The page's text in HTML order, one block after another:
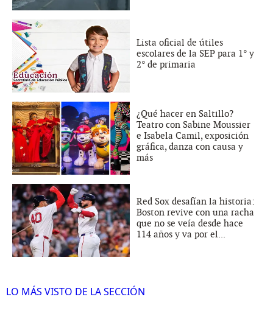
Lista oficial de útiles
escolares de la SEP para 1° y
2° de primaria
¿Qué hacer en Saltillo?
Teatro con Sabine Moussier
e Isabela Camil, exposición
gráfica, danza con causa y
más
Red Sox desafían la historia:
Boston revive con una racha
que no se veía desde hace
114 años y va por el...
LO MÁS VISTO DE LA SECCIÓN